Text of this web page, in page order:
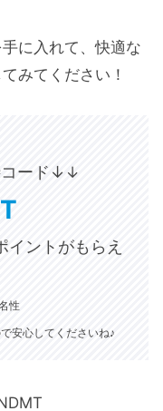
に入れて、快適な
みてください！
ード↓ ↓
ントがもらえ
性
安心してくださいね♪